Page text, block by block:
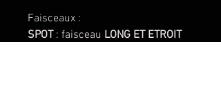
Faisceaux :
SPOT: faisceau LONG ET ETROIT